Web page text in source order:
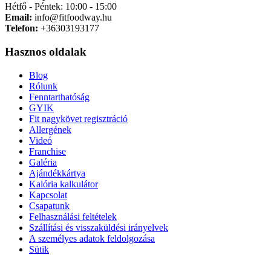
Hétfő - Péntek: 10:00 - 15:00
Email: info@fitfoodway.hu
Telefon: +36303193177
Hasznos oldalak
Blog
Rólunk
Fenntarthatóság
GYIK
Fit nagykövet regisztráció
Allergének
Videó
Franchise
Galéria
Ajándékkártya
Kalória kalkulátor
Kapcsolat
Csapatunk
Felhasználási feltételek
Szállítási és visszaküldési irányelvek
A személyes adatok feldolgozása
Sütik